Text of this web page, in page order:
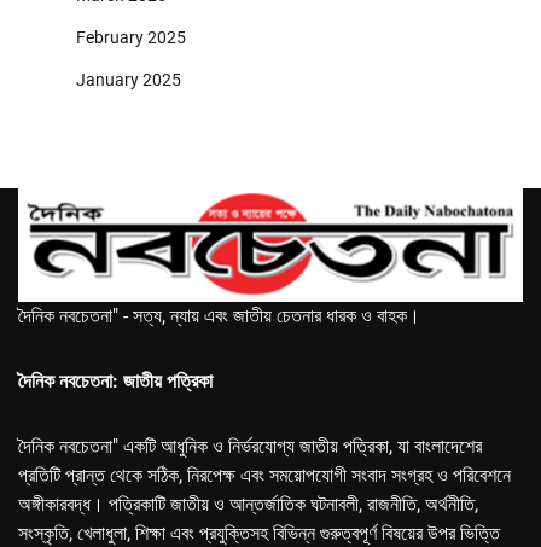
February 2025
January 2025
দৈনিক নবচেতনা" - সত্য, ন্যায় এবং জাতীয় চেতনার ধারক ও বাহক।
দৈনিক নবচেতনা: জাতীয় পত্রিকা
দৈনিক নবচেতনা" একটি আধুনিক ও নির্ভরযোগ্য জাতীয় পত্রিকা, যা বাংলাদেশের
প্রতিটি প্রান্ত থেকে সঠিক, নিরপেক্ষ এবং সময়োপযোগী সংবাদ সংগ্রহ ও পরিবেশনে
অঙ্গীকারবদ্ধ। পত্রিকাটি জাতীয় ও আন্তর্জাতিক ঘটনাবলী, রাজনীতি, অর্থনীতি,
সংস্কৃতি, খেলাধুলা, শিক্ষা এবং প্রযুক্তিসহ বিভিন্ন গুরুত্বপূর্ণ বিষয়ের উপর ভিত্তি